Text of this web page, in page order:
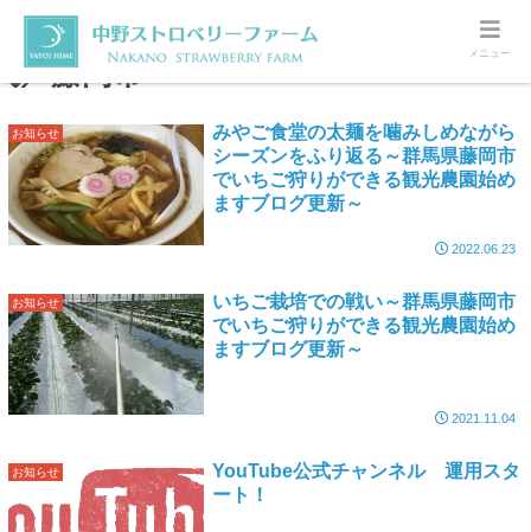
藤岡市
お知らせ
みやご食堂の太麺を噛みしめながら
シーズンをふり返る～群馬県藤岡市
でいちご狩りができる観光農園始め
ますブログ更新～
2022.06.23
お知らせ
いちご栽培での戦い～群馬県藤岡市
でいちご狩りができる観光農園始め
ますブログ更新～
2021.11.04
お知らせ
YouTube公式チャンネル 運用スタ
ート！
メニュー